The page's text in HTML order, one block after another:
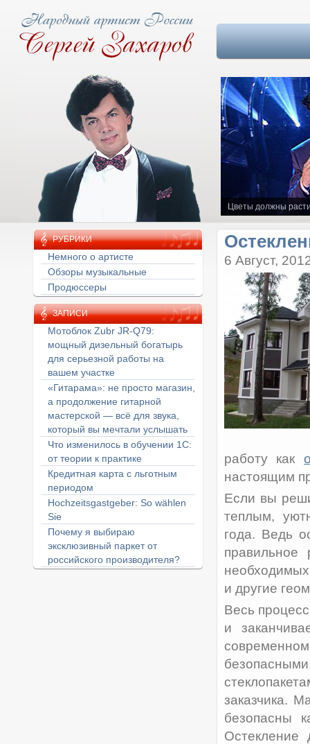
Цветы должны
РУБРИКИ
Немного о артисте
Обзоры музыкальные
Продюссеры
ЗАПИСИ
Мотоблок Zubr JR-Q79:
мощный дизельный богатырь
для серьезной работы на
вашем участке
«Гитарама»: не просто магазин,
а продолжение гитарной
мастерской — всё для звука,
который вы мечтали услышать
Что изменилось в обучении 1С:
от теории к практике
Кредитная карта с льготным
периодом
Hochzeitsgastgeber: So wählen
Sie
Почему я выбираю
эксклюзивный паркет от
российского производителя?
6 Август,
работу как
настоящим
Если вы
теплым,
года. Ведь
и другие
Весь
и
заказчика.
безопасны
Остекление